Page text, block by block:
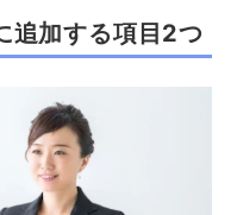
追加する項目2つ